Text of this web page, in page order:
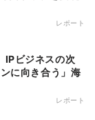
レポート
に向き合う」海
レポート